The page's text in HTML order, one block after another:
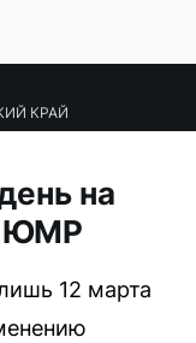
КРАЙ
на
ЮМР
12 марта